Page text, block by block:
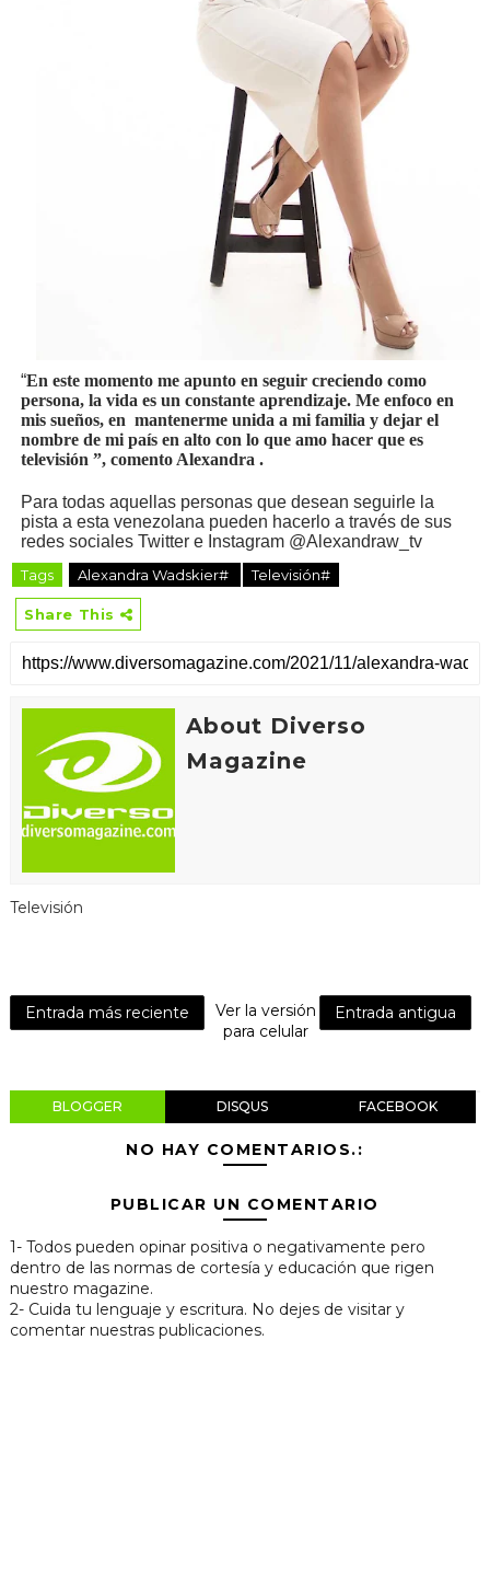
“En este momento me apunto en seguir creciendo como
persona, la vida es un constante aprendizaje. Me enfoco en
mis sueños, en mantenerme unida a mi familia y dejar el
nombre de mi país en alto con lo que amo hacer que es
televisión ”, comento Alexandra .
Para todas aquellas personas que desean seguirle la
pista a esta venezolana pueden hacerlo a través de sus
redes sociales Twitter e Instagram @Alexandraw_tv
Tags Alexandra Wadskier# Televisión#
Share This
About Diverso
Magazine
Televisión
Entrada más reciente Entrada antigua
Ver la versión
para celular
BLOGGER DISQUS FACEBOOK
NO HAY COMENTARIOS.:
PUBLICAR UN COMENTARIO
1- Todos pueden opinar positiva o negativamente pero
dentro de las normas de cortesía y educación que rigen
nuestro magazine.
2- Cuida tu lenguaje y escritura. No dejes de visitar y
comentar nuestras publicaciones.